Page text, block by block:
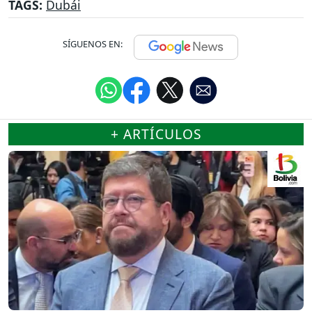
TAGS: Dubái
SÍGUENOS EN:
+ ARTÍCULOS